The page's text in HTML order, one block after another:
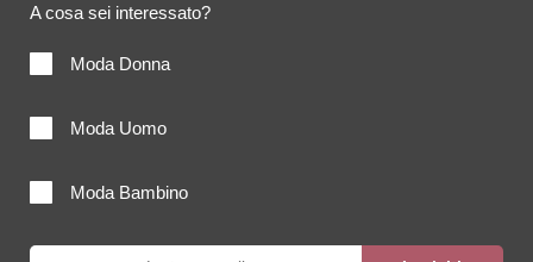
A cosa sei interessato?
Moda Donna
Moda Uomo
Moda Bambino